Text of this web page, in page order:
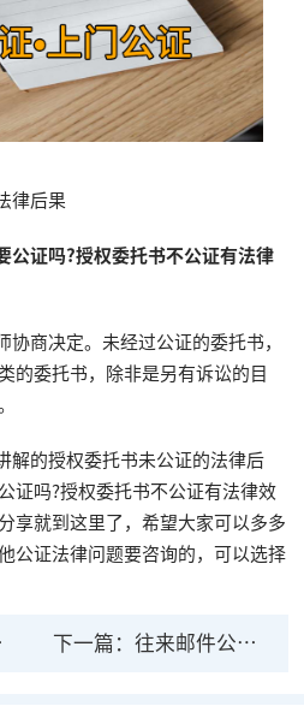
律后果
公证吗?授权委托书不公证有法律
商决定。未经过公证的委托书，
的委托书，除非是另有诉讼的目
的授权委托书未公证的法律后
证吗?授权委托书不公证有法律效
享就到这里了，希望大家可以多多
公证法律问题要咨询的，可以选择
下一篇： 往来邮件公证的法律效力 公证与民间证明的区别